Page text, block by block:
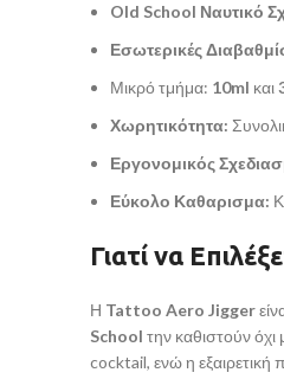
Old School Ναυτικό
Εσωτερικές
Μικρό τμήμα: 10ml και
Χωρητικότητα:
Εργονομικός
Εύκολο Καθαρισμα:
Γιατί να
Η Tattoo Aero Jigger
School την καθιστούν
cocktail, ενώ η εξαιρετική